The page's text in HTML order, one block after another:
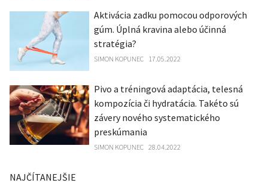
Aktivácia zadku pomocou odporových
gúm. Úplná kravina alebo účinná
stratégia?
SIMON KOPUNEC 17.05.2022
Pivo a tréningová adaptácia, telesná
kompozícia či hydratácia. Takéto sú
závery nového systematického
preskúmania
SIMON KOPUNEC 28.04.2022
NAJČÍTANEJŠIE